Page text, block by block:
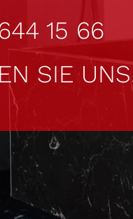
15 66
SIE